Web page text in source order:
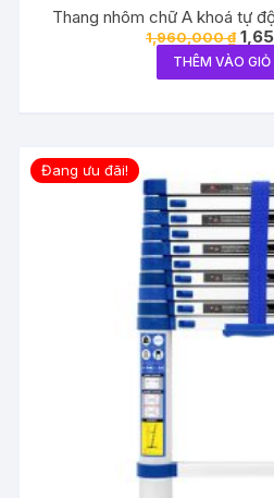
Thang nhôm chữ A khoá tự
1,960,000₫ Giá
gốc
là:
THÊM VÀO GIỎ
Đang ưu đãi!